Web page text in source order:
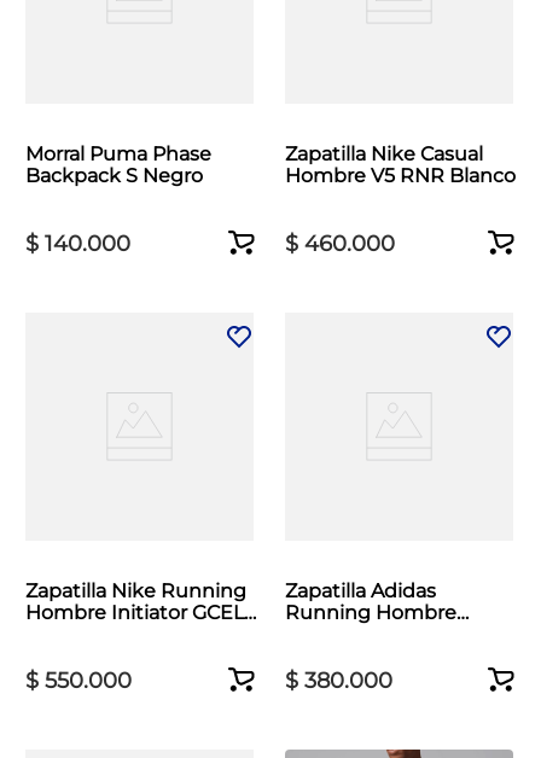
Morral Puma Phase
Backpack S Negro
$ 140.000
Zapatilla Nike Casual
Hombre V5 RNR Blanco
$ 460.000
Zapatilla Nike Running
Hombre Initiator GCEL
$ 550.000
Zapatilla Adidas
Running Hombre
$ 380.000